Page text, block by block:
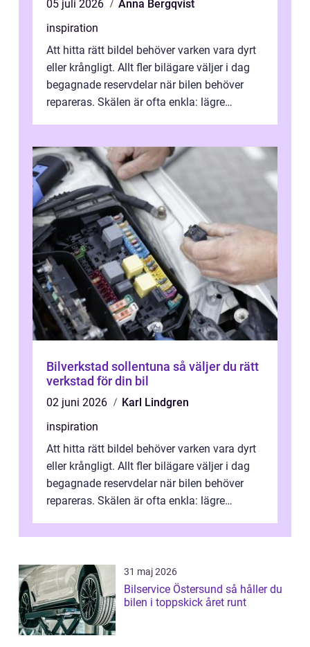
05 juli 2026
Anna Bergqvist
inspiration
Att hitta rätt bildel behöver varken vara dyrt
eller krångligt. Allt fler bilägare väljer i dag
begagnade reservdelar när bilen behöver
repareras. Skälen är ofta enkla: lägre
Bilverkstad sollentuna så väljer du rätt
verkstad för din bil
02 juni 2026
Karl Lindgren
inspiration
Att hitta rätt bildel behöver varken vara dyrt
eller krångligt. Allt fler bilägare väljer i dag
begagnade reservdelar när bilen behöver
repareras. Skälen är ofta enkla: lägre
31 maj 2026
Bilservice Östersund så håller du
bilen i toppskick året runt